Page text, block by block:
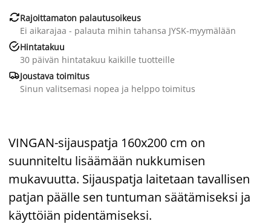
Rajoittamaton palautusoikeus
Ei aikarajaa - palauta mihin tahansa JYSK-myymälään
Hintatakuu
30 päivän hintatakuu kaikille tuotteille
Joustava toimitus
Sinun valitsemasi nopea ja helppo toimitus
VINGAN-sijauspatja 160x200 cm on
suunniteltu lisäämään nukkumisen
mukavuutta. Sijauspatja laitetaan tavallisen
patjan päälle sen tuntuman säätämiseksi ja
käyttöiän pidentämiseksi.